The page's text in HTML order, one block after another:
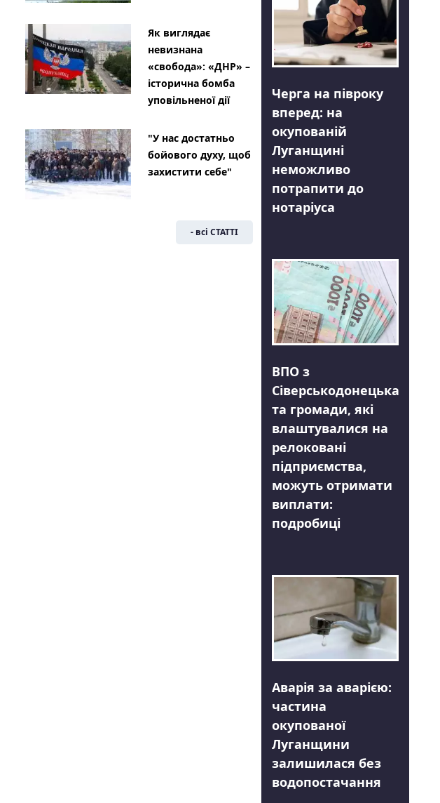
Як виглядає
невизнана
«свобода»: «ДНР» –
історична бомба
уповільненої дії
"У нас достатньо
бойового духу, щоб
захистити себе"
- всі СТАТТІ
Черга на півроку
вперед: на
окупованій
Луганщині
неможливо
потрапити до
нотаріуса
ВПО з
Сіверськодонецька
та громади, які
влаштувалися на
релоковані
підприємства,
можуть отримати
виплати:
подробиці
Аварія за аварією:
частина
окупованої
Луганщини
залишилася без
водопостачання